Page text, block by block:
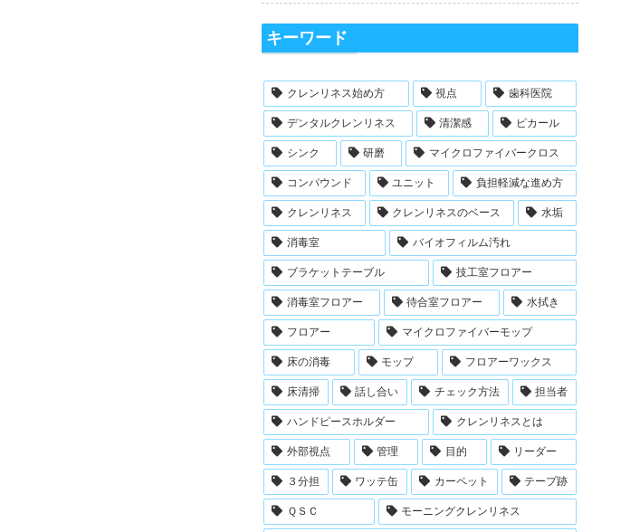
キーワード
クレンリネス始め方 視点 歯科医院
デンタルクレンリネス 清潔感 ピカール
シンク 研磨 マイクロファイバークロス
コンパウンド ユニット 負担軽減な進め方
クレンリネス クレンリネスのベース 水垢
消毒室 バイオフィルム汚れ
ブラケットテーブル 技工室フロアー
消毒室フロアー 待合室フロアー 水拭き
フロアー マイクロファイバーモップ
床の消毒 モップ フロアーワックス
床清掃 話し合い チェック方法 担当者
ハンドピースホルダー クレンリネスとは
外部視点 管理 目的 リーダー
３分担 ワッテ缶 カーペット テープ跡
ＱＳＣ モーニングクレンリネス